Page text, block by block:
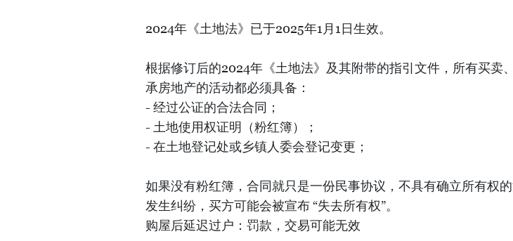
2024年《土地法》已于2025年1月1日生效。
根据修订后的2024年《土地法》及其附带的指引文件，所有买卖
承房地产的活动都必须具备：
- 经过公证的合法合同；
- 土地使用权证明（粉红簿）；
- 在土地登记处或乡镇人委会登记变更；
如果没有粉红簿，合同就只是一份民事协议，不具有确立所有权
发生纠纷，买方可能会被宣布 “失去所有权”。
购屋后延迟过户：罚款，交易可能无效